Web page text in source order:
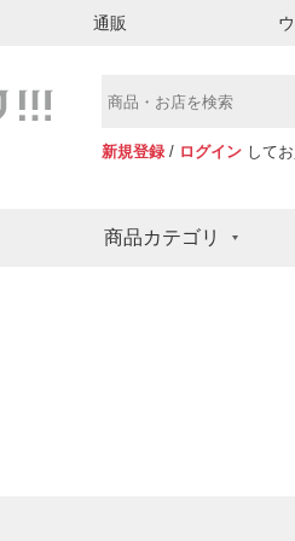
通販
新規登録 / ログイン して
商品カテゴリ